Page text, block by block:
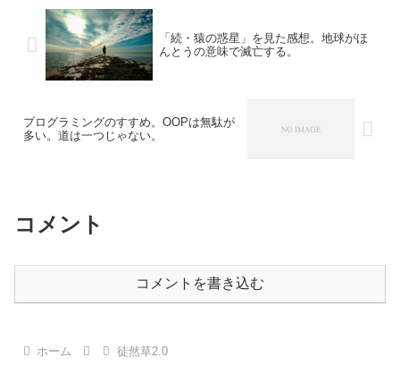
「続・猿の惑星」を見た感想。地球がほ
んとうの意味で滅亡する。
プログラミングのすすめ。OOPは無駄が
多い。道は一つじゃない。
コメント
コメントを書き込む
ホーム 徒然草2.0